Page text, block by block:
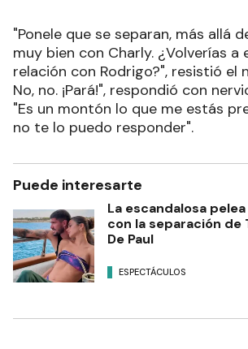
"Ponele que se separan, más allá
muy bien con Charly. ¿Volverías a
relación con Rodrigo?", resistió el
No, no. ¡Pará!", respondió con
"Es un montón lo que me estás
no te lo puedo responder".
Puede interesarte
La escandalosa
con la separación de
De Paul
ESPECTÁCULOS